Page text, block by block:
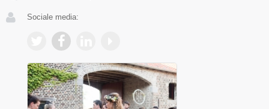
Sociale media: